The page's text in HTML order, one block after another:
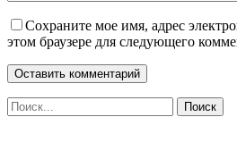
Сохраните мое имя, адрес
этом браузере для следующего